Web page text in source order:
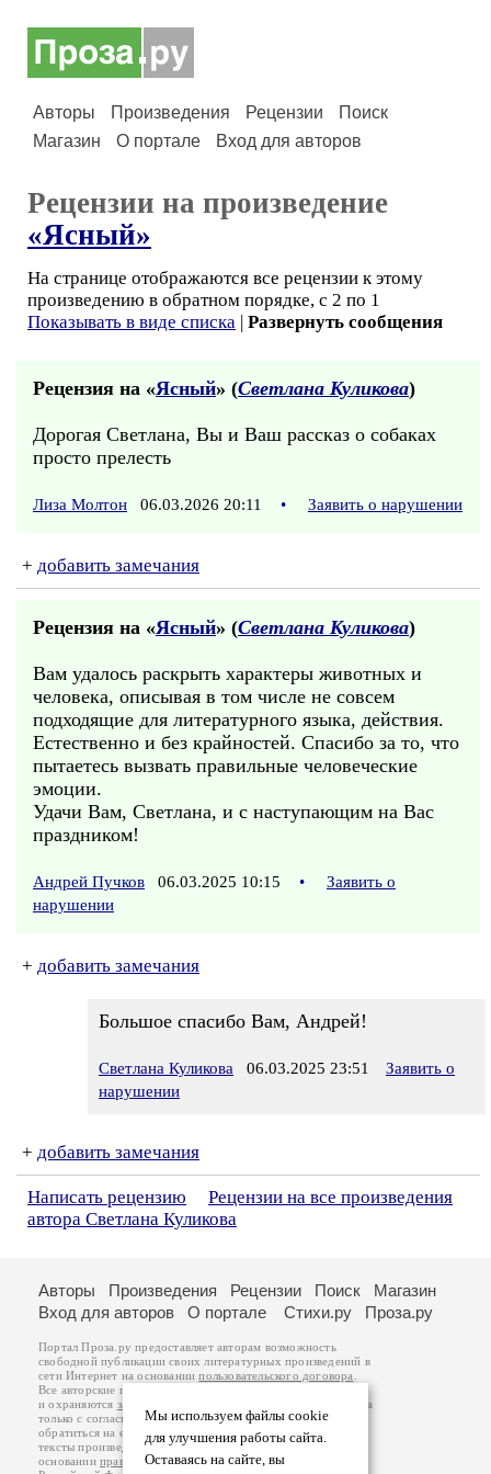
Авторы Произведения Рецензии
Поиск
Магазин
О портале Вход для авторов
Рецензии на произведение
«Ясный»
На странице отображаются все рецензии к этому
произведению в обратном порядке, с 2 по 1
Показывать в виде списка | Развернуть сообщения
Рецензия на «Ясный» (Светлана Куликова)
Дорогая Светлана, Вы и Ваш рассказ о собаках
просто прелесть
Лиза Молтон 06.03.2026 20:11 • Заявить о нарушении
+ добавить замечания
Рецензия на «Ясный» (Светлана Куликова)
Вам удалось раскрыть характеры животных и
человека, описывая в том числе не совсем
подходящие для литературного языка, действия.
Естественно и без крайностей. Спасибо за то, что
пытаетесь вызвать правильные человеческие
эмоции.
Удачи Вам, Светлана, и с наступающим на Вас
праздником!
Андрей Пучков 06.03.2025 10:15 •
Заявить о
нарушении
+ добавить замечания
Большое спасибо Вам, Андрей!
Светлана Куликова 06.03.2025 23:51
Заявить о
нарушении
+ добавить замечания
Написать рецензию
Рецензии на все произведения
автора Светлана Куликова
Мы используем файлы cookie
для улучшения работы сайта.
Оставаясь на сайте, вы
Авторы Произведения Рецензии Поиск
Магазин
Вход для авторов
О портале Стихи.ру Проза.ру
Портал Проза.ру предоставляет авторам возможность
свободной публикации своих литературных произведений в
сети Интернет на основаниипользовательского договора
Все авторские права на произведения принадлежат авторам
и охраняются законом
. Перепечатка произведений возможна
только с согласия его автора, к которому вы можете
обратиться на его авторской странице. Ответственность за
тексты произведений авторы несут самостоятельно на
основанииправил публикацииизаконодательства